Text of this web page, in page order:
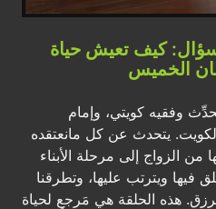
كيف تعيش حياة
الخميس
وفقيه كويتي، وإمام
يتحدث عن كل مانعتقده
من الزواج إلى مرحلة الأبناء
فيها ويترتب عليها، وتطرقنا
هذه الحلقة هي مَرجع لحياة